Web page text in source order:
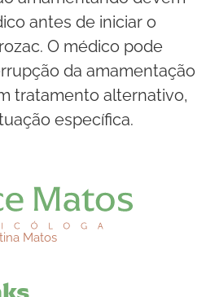
antes de iniciar o
O médico pode
da amamentação
tratamento alternativo,
específica.
Matos